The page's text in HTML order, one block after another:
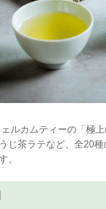
ルカムティーの「極
じ茶ラテなど、全20
。